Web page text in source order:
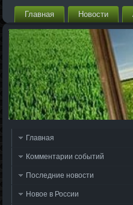
Главная Новости
Главная
Комментарии событий
Последние новости
Новое в России